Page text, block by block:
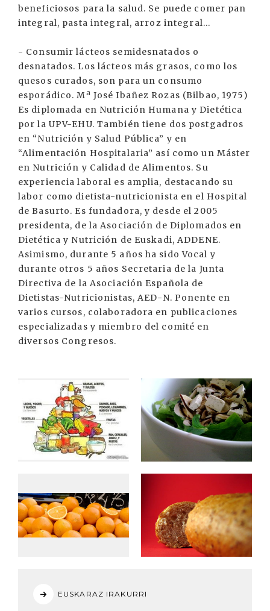
beneficiosos para la salud. Se puede comer pan
integral, pasta integral, arroz integral...
- Consumir lácteos semidesnatados o
desnatados. Los lácteos más grasos, como los
quesos curados, son para un consumo
esporádico. Mª José Ibañez Rozas (Bilbao, 1975)
Es diplomada en Nutrición Humana y Dietética
por la UPV-EHU. También tiene dos postgadros
en “Nutrición y Salud Pública” y en
“Alimentación Hospitalaria” así como un Máster
en Nutrición y Calidad de Alimentos. Su
experiencia laboral es amplia, destacando su
labor como dietista-nutricionista en el Hospital
de Basurto. Es fundadora, y desde el 2005
presidenta, de la Asociación de Diplomados en
Dietética y Nutrición de Euskadi, ADDENE.
Asimismo, durante 5 años ha sido Vocal y
durante otros 5 años Secretaria de la Junta
Directiva de la Asociación Española de
Dietistas-Nutricionistas, AED-N. Ponente en
varios cursos, colaboradora en publicaciones
especializadas y miembro del comité en
diversos Congresos.
EUSKARAZ IRAKURRI